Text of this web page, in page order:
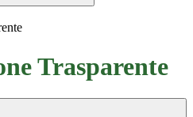
Trasparente